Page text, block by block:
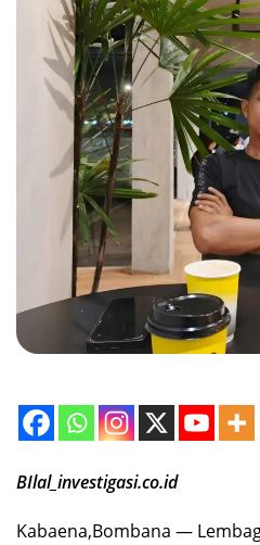
BIlal_investigasi.co.id
Kabaena,Bombana —